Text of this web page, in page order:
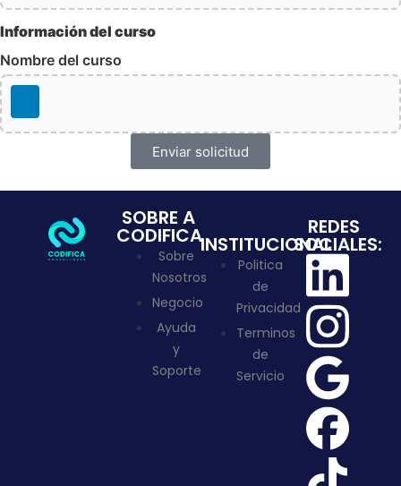
Información del curso
Nombre del curso
Enviar solicitud
SOBRE A
CODIFICA
Sobre
Nosotros
Negocio
Ayuda
y
Soporte
INSTITUCIONAL
Politica
de
Privacidad
Terminos
de
Servicio
REDES
SOCIALES: